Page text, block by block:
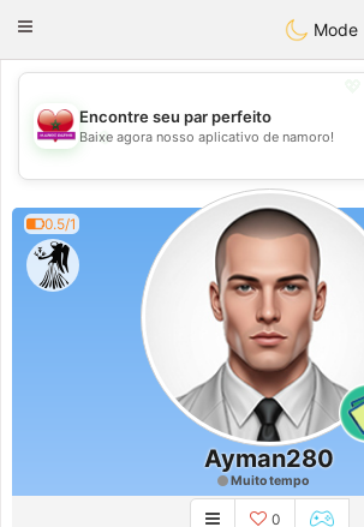
Maroc Dating
Toggle
Mode
💖
💕
Encontre seu par perfeito
Baixe agora nosso aplicativo de namoro!
0.5/1
Ayman280
Muito tempo
0